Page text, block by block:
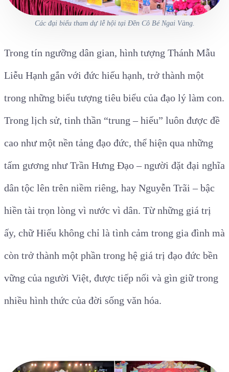
Các đại biểu tham dự lễ hội tại Đền Cô Bé Ngai Vàng.
Trong tín ngưỡng dân gian, hình tượng Thánh Mẫu
Liễu Hạnh gắn với đức hiếu hạnh, trở thành một
trong những biểu tượng tiêu biểu của đạo lý làm con.
Trong lịch sử, tinh thần “trung – hiếu” luôn được đề
cao như một nền tảng đạo đức, thể hiện qua những
tấm gương như Trần Hưng Đạo – người đặt đại nghĩa
dân tộc lên trên niềm riêng, hay Nguyễn Trãi – bậc
hiền tài trọn lòng vì nước vì dân. Từ những giá trị
ấy, chữ Hiếu không chỉ là tình cảm trong gia đình mà
còn trở thành một phần trong hệ giá trị đạo đức bền
vững của người Việt, được tiếp nối và gìn giữ trong
nhiều hình thức của đời sống văn hóa.